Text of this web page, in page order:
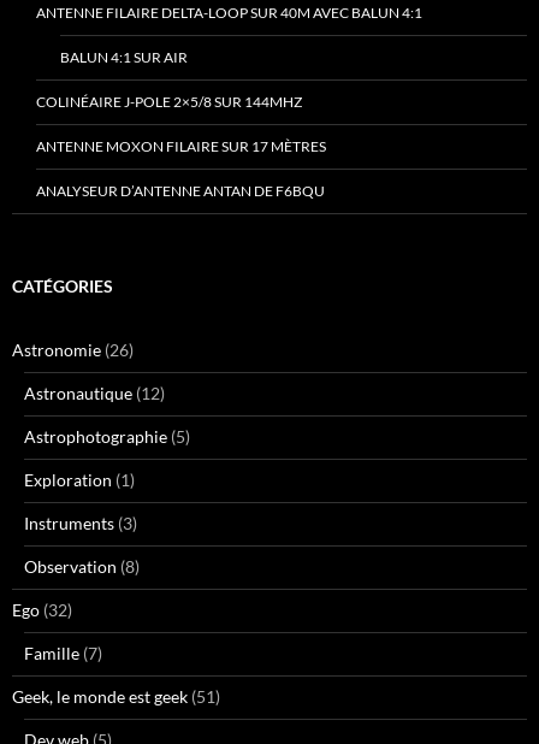
ANTENNE FILAIRE DELTA-LOOP SUR 40M AVEC BALUN 4:1
BALUN 4:1 SUR AIR
COLINÉAIRE J-POLE 2×5/8 SUR 144MHZ
ANTENNE MOXON FILAIRE SUR 17 MÈTRES
ANALYSEUR D’ANTENNE ANTAN DE F6BQU
CATÉGORIES
Astronomie (26)
Astronautique (12)
Astrophotographie (5)
Exploration (1)
Instruments (3)
Observation (8)
Ego (32)
Famille (7)
Geek, le monde est geek (51)
Dev web (5)